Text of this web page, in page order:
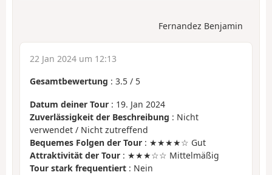
Fernandez Benjamin
22 Jan 2024 um 12:13
Gesamtbewertung : 3.5 / 5
Datum deiner Tour : 19. Jan 2024
Zuverlässigkeit der Beschreibung : Nicht
verwendet / Nicht zutreffend
Bequemes Folgen der Tour : ★★★★☆ Gut
Attraktivität der Tour : ★★★☆☆ Mittelmäßig
Tour stark frequentiert : Nein